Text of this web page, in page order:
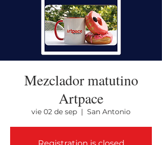
Mezclador matutino
Artpace
vie 02 de sep
  |
San Antonio